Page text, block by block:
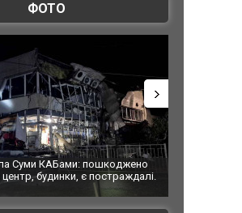
ФОТО
Українські надзвичайники врятували козуленя
під час ліквідації масштабної лісової пожежі у